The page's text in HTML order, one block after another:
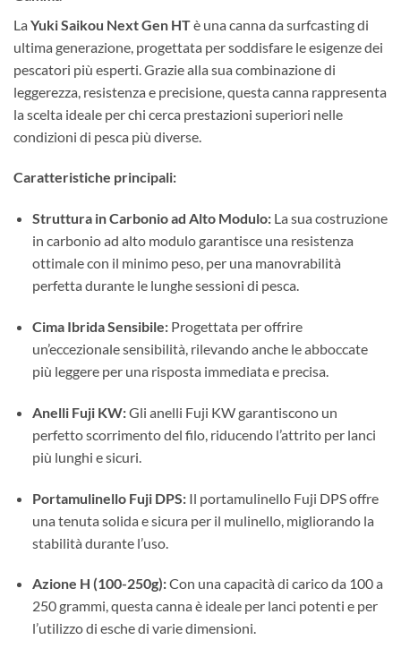
La Yuki Saikou Next Gen HTè una canna da surfcasting di
ultima generazione, progettata per soddisfare le esigenze dei
pescatori più esperti. Grazie alla sua combinazione di
leggerezza, resistenza e precisione, questa canna rappresenta
la scelta ideale per chi cerca prestazioni superiori nelle
condizioni di pesca più diverse.
Caratteristiche principali:
Struttura in Carbonio ad Alto Modulo:La sua costruzione
in carbonio ad alto modulo garantisce una resistenza
ottimale con il minimo peso, per una manovrabilità
perfetta durante le lunghe sessioni di pesca.
Cima Ibrida Sensibile:Progettata per offrire
un’eccezionale sensibilità, rilevando anche le abboccate
più leggere per una risposta immediata e precisa.
Anelli Fuji KW:Gli anelli Fuji KW garantiscono un
perfetto scorrimento del filo, riducendo l’attrito per lanci
più lunghi e sicuri.
Portamulinello Fuji DPS:Il portamulinello Fuji DPS offre
una tenuta solida e sicura per il mulinello, migliorando la
stabilità durante l’uso.
Azione H (100-250g):Con una capacità di carico da 100 a
250 grammi, questa canna è ideale per lanci potenti e per
l’utilizzo di esche di varie dimensioni.